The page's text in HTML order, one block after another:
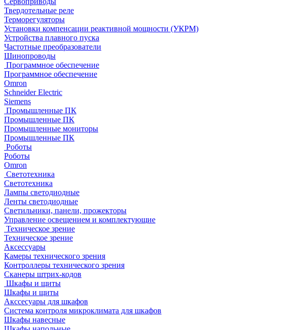
Твердотельные реле
Терморегуляторы
Установки компенсации реактивной мощности (УКРМ)
Устройства плавного пуска
Частотные преобразователи
Шинопроводы
Программное обеспечение
Программное обеспечение
Omron
Schneider Electric
Siemens
Промышленные ПК
Промышленные ПК
Промышленные мониторы
Промышленные ПК
Роботы
Роботы
Omron
Светотехника
Светотехника
Лампы светодиодные
Ленты светодиодные
Светильники, панели, прожекторы
Управление освещением и комплектующие
Техническое зрение
Техническое зрение
Аксессуары
Камеры технического зрения
Контроллеры технического зрения
Сканеры штрих-кодов
Шкафы и щиты
Шкафы и щиты
Акссесуары для шкафов
Система контроля микроклимата для шкафов
Шкафы навесные